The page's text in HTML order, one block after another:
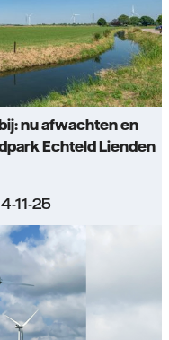
nu afwachten en
Echteld Lienden
11-25